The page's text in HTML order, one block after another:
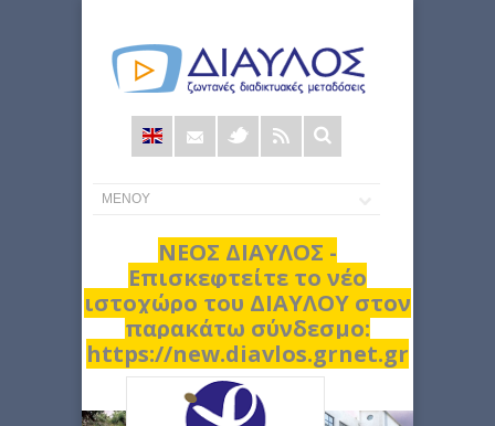
Φόρμα
αναζήτησης
ΝΕΟΣ ΔΙΑΥΛΟΣ -
Επισκεφτείτε το νέο
ιστοχώρο του ΔΙΑΥΛΟΥ στον
παρακάτω σύνδεσμο:
https://new.diavlos.grnet.gr